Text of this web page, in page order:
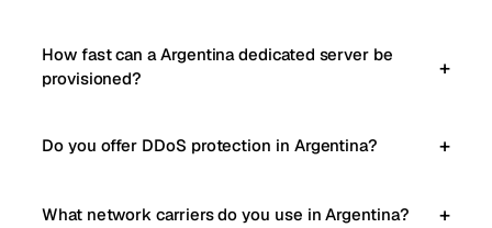
How fast can a Argentina dedicated server be
provisioned?
Do you offer DDoS protection in Argentina?
What network carriers do you use in Argentina?